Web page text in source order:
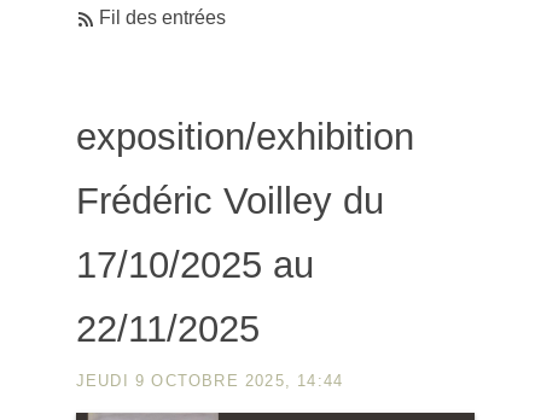
Fil des entrées
exposition/exhibition
Frédéric Voilley du
17/10/2025 au
22/11/2025
JEUDI 9 OCTOBRE 2025, 14:44